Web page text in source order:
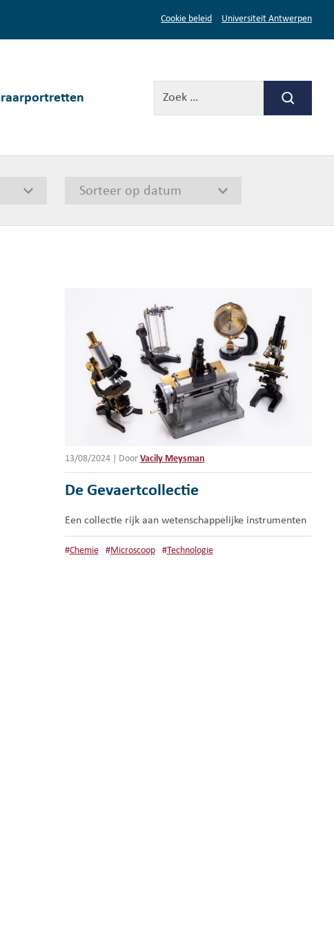
Cookie beleid Universiteit Antwerpen
13/08/2024 Door Vacily Meysman
De Gevaertcollectie
Een collectie rijk aan wetenschappelijke instrumenten
#Chemie #Microscoop #Technologie